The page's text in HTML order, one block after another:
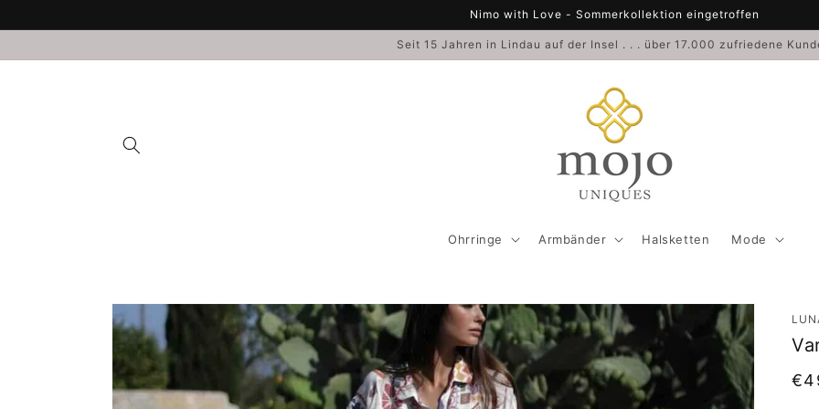
Inhalt
Nimo with Love - Sommerkollektion eingetroffen
Seit 15 Jahren in Lindau auf der Insel . . . über 17.000 zufriedene
Ohrringe Armbänder Halsketten Mode
Produktinformationen
springen